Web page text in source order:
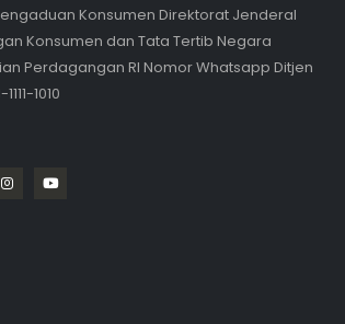
Konsumen Direktorat Jenderal
Konsumen dan Tata Tertib Negara
Perdagangan RI Nomor Whatsapp Ditjen
1010